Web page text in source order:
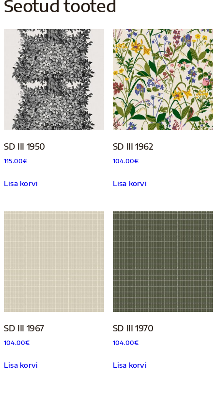
Seotud tooted
SD III 1950
115.00€
Lisa korvi
SD III 1962
104.00€
Lisa korvi
SD III 1967
104.00€
Lisa korvi
SD III 1970
104.00€
Lisa korvi